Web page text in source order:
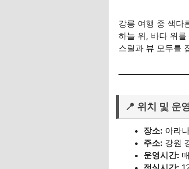
강릉 여행 중 색다
하늘 위, 바다 위
스릴과 뷰 모두를
📍 위치 및 운
장소: 아라
주소: 강원
운영시간: